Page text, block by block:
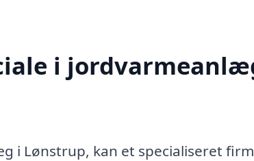
i
i Lønstrup, kan et specialiseret